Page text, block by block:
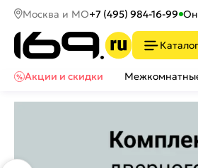
Москва и МО+7 (495) 984-16-99
Каталог
Акции и скидки